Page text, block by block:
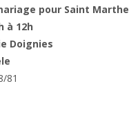
pour Saint Marthe
à 12h
Doignies
81